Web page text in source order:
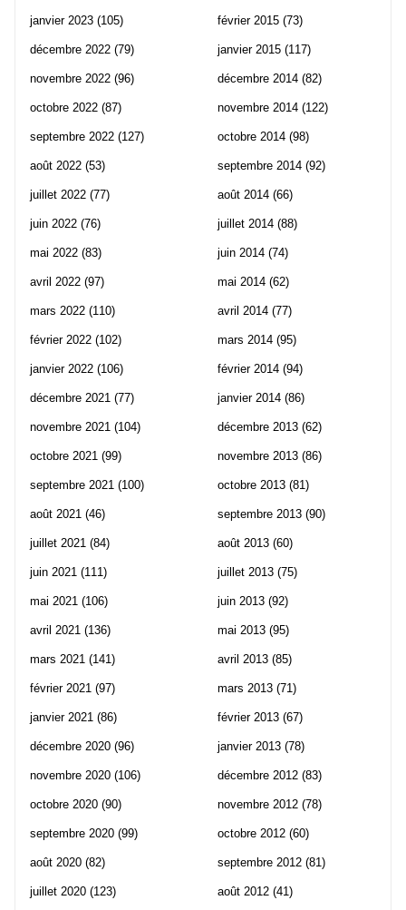
janvier 2023 (105)
décembre 2022 (79)
novembre 2022 (96)
octobre 2022 (87)
septembre 2022 (127)
août 2022 (53)
juillet 2022 (77)
juin 2022 (76)
mai 2022 (83)
avril 2022 (97)
mars 2022 (110)
février 2022 (102)
janvier 2022 (106)
décembre 2021 (77)
novembre 2021 (104)
octobre 2021 (99)
septembre 2021 (100)
août 2021 (46)
juillet 2021 (84)
juin 2021 (111)
mai 2021 (106)
avril 2021 (136)
mars 2021 (141)
février 2021 (97)
janvier 2021 (86)
décembre 2020 (96)
novembre 2020 (106)
octobre 2020 (90)
septembre 2020 (99)
août 2020 (82)
juillet 2020 (123)
février 2015 (73)
janvier 2015 (117)
décembre 2014 (82)
novembre 2014 (122)
octobre 2014 (98)
septembre 2014 (92)
août 2014 (66)
juillet 2014 (88)
juin 2014 (74)
mai 2014 (62)
avril 2014 (77)
mars 2014 (95)
février 2014 (94)
janvier 2014 (86)
décembre 2013 (62)
novembre 2013 (86)
octobre 2013 (81)
septembre 2013 (90)
août 2013 (60)
juillet 2013 (75)
juin 2013 (92)
mai 2013 (95)
avril 2013 (85)
mars 2013 (71)
février 2013 (67)
janvier 2013 (78)
décembre 2012 (83)
novembre 2012 (78)
octobre 2012 (60)
septembre 2012 (81)
août 2012 (41)